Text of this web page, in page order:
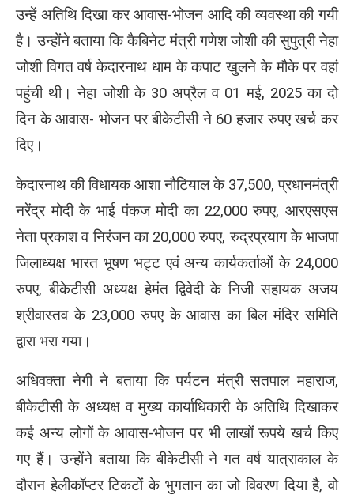
उन्हें अतिथि दिखा कर आवास-भोजन आदि की व्यवस्था की गयी
है। उन्होंने बताया कि कैबिनेट मंत्री गणेश जोशी की सुपुत्री नेहा
जोशी विगत वर्ष केदारनाथ धाम के कपाट खुलने के मौके पर वहां
पहुंची थी। नेहा जोशी के 30 अप्रैल व 01 मई, 2025 का दो
दिन के आवास- भोजन पर बीकेटीसी ने 60 हजार रुपए खर्च कर
दिए।
केदारनाथ की विधायक आशा नौटियाल के 37,500, प्रधानमंत्री
नरेंद्र मोदी के भाई पंकज मोदी का 22,000 रुपए, आरएसएस
नेता प्रकाश व निरंजन का 20,000 रुपए, रुद्रप्रयाग के भाजपा
जिलाध्यक्ष भारत भूषण भट्ट एवं अन्य कार्यकर्ताओं के 24,000
रुपए, बीकेटीसी अध्यक्ष हेमंत द्विवेदी के निजी सहायक अजय
श्रीवास्तव के 23,000 रुपए के आवास का बिल मंदिर समिति
द्वारा भरा गया।
अधिवक्ता नेगी ने बताया कि पर्यटन मंत्री सतपाल महाराज,
बीकेटीसी के अध्यक्ष व मुख्य कार्याधिकारी के अतिथि दिखाकर
कई अन्य लोगों के आवास-भोजन पर भी लाखों रूपये खर्च किए
गए हैं। उन्होंने बताया कि बीकेटीसी ने गत वर्ष यात्राकाल के
दौरान हेलीकॉप्टर टिकटों के भुगतान का जो विवरण दिया है, वो